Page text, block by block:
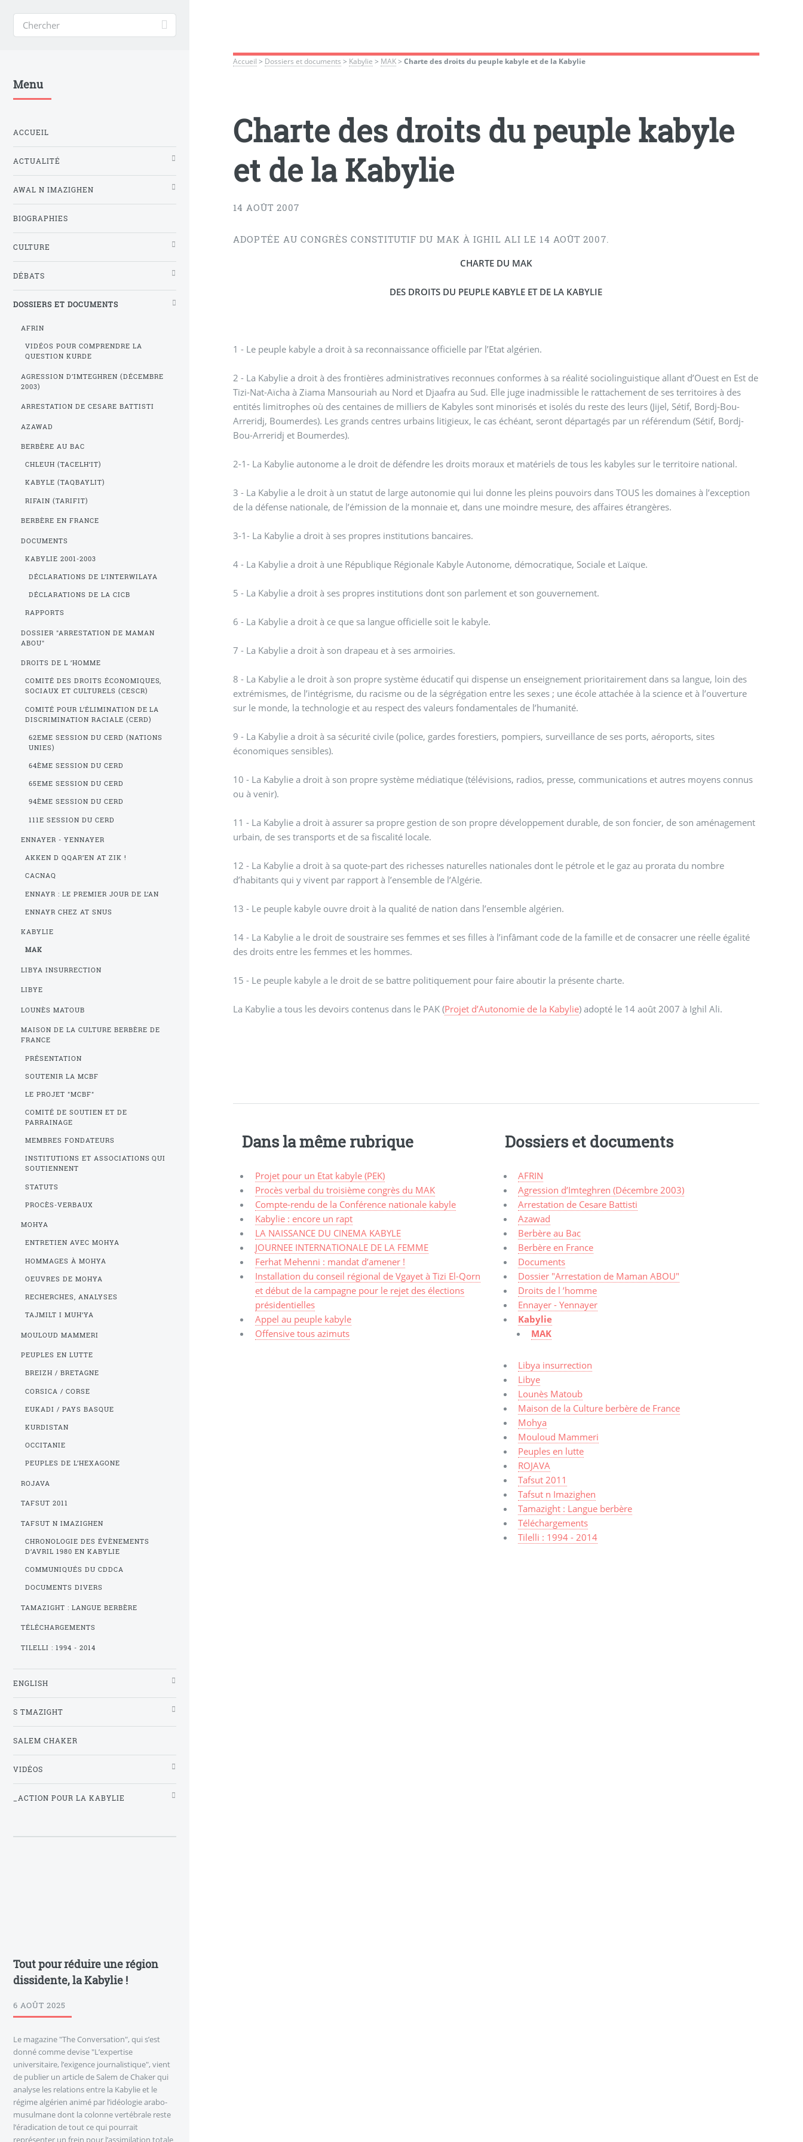
Accueil > Dossiers et documents > Kabylie > MAK>Charte des droits du peuple kabyle et de la Kabylie
Charte des droits du peuple kabyle
et de la Kabylie
14 AOÛT 2007
ADOPTÉE AU CONGRÈS CONSTITUTIF DU MAK À IGHIL ALI LE 14 AOÛT 2007.
CHARTE DU MAK
DES DROITS DU PEUPLE KABYLE ET DE LA KABYLIE
1 - Le peuple kabyle a droit à sa reconnaissance officielle par l’Etat algérien.
2 - La Kabylie a droit à des frontières administratives reconnues conformes à sa réalité sociolinguistique allant d’Ouest en Est de
Tizi-Nat-Aïcha à Ziama Mansouriah au Nord et Djaafra au Sud. Elle juge inadmissible le rattachement de ses territoires à des
entités limitrophes où des centaines de milliers de Kabyles sont minorisés et isolés du reste des leurs (Jijel, Sétif, Bordj-Bou-
Arreridj, Boumerdes). Les grands centres urbains litigieux, le cas échéant, seront départagés par un référendum (Sétif, Bordj-
Bou-Arreridj et Boumerdes).
2-1- La Kabylie autonome a le droit de défendre les droits moraux et matériels de tous les kabyles sur le territoire national.
3 - La Kabylie a le droit à un statut de large autonomie qui lui donne les pleins pouvoirs dans TOUS les domaines à l’exception
de la défense nationale, de l’émission de la monnaie et, dans une moindre mesure, des affaires étrangères.
3-1- La Kabylie a droit à ses propres institutions bancaires.
4 - La Kabylie a droit à une République Régionale Kabyle Autonome, démocratique, Sociale et Laïque.
5 - La Kabylie a droit à ses propres institutions dont son parlement et son gouvernement.
6 - La Kabylie a droit à ce que sa langue officielle soit le kabyle.
7 - La Kabylie a droit à son drapeau et à ses armoiries.
8 - La Kabylie a le droit à son propre système éducatif qui dispense un enseignement prioritairement dans sa langue, loin des
extrémismes, de l’intégrisme, du racisme ou de la ségrégation entre les sexes ; une école attachée à la science et à l’ouverture
sur le monde, la technologie et au respect des valeurs fondamentales de l’humanité.
9 - La Kabylie a droit à sa sécurité civile (police, gardes forestiers, pompiers, surveillance de ses ports, aéroports, sites
économiques sensibles).
10 - La Kabylie a droit à son propre système médiatique (télévisions, radios, presse, communications et autres moyens connus
ou à venir).
11 - La Kabylie a droit à assurer sa propre gestion de son propre développement durable, de son foncier, de son aménagement
urbain, de ses transports et de sa fiscalité locale.
12 - La Kabylie a droit à sa quote-part des richesses naturelles nationales dont le pétrole et le gaz au prorata du nombre
d’habitants qui y vivent par rapport à l’ensemble de l’Algérie.
13 - Le peuple kabyle ouvre droit à la qualité de nation dans l’ensemble algérien.
14 - La Kabylie a le droit de soustraire ses femmes et ses filles à l’infâmant code de la famille et de consacrer une réelle égalité
des droits entre les femmes et les hommes.
15 - Le peuple kabyle a le droit de se battre politiquement pour faire aboutir la présente charte.
La Kabylie a tous les devoirs contenus dans le PAK (Projet d’Autonomie de la Kabylie) adopté le 14 août 2007 à Ighil Ali.
Dans la même rubrique
Projet pour un Etat kabyle (PEK)
Procès verbal du troisième congrès du MAK
Compte-rendu de la Conférence nationale kabyle
Kabylie : encore un rapt
LA NAISSANCE DU CINEMA KABYLE
JOURNEE INTERNATIONALE DE LA FEMME
Ferhat Mehenni : mandat d’amener !
Installation du conseil régional de Vgayet à Tizi El-Qorn
et début de la campagne pour le rejet des élections
présidentielles
Appel au peuple kabyle
Offensive tous azimuts
Dossiers et documents
AFRIN
Agression d’Imteghren (Décembre 2003)
Arrestation de Cesare Battisti
Azawad
Berbère au Bac
Berbère en France
Documents
Dossier "Arrestation de Maman ABOU"
Droits de l ’homme
Ennayer - Yennayer
Kabylie
MAK
Libya insurrection
Libye
Lounès Matoub
Maison de la Culture berbère de France
Mohya
Mouloud Mammeri
Peuples en lutte
ROJAVA
Tafsut 2011
Tafsut n Imazighen
Tamazight : Langue berbère
Téléchargements
Tilelli : 1994 - 2014
Menu
ACCUEIL
ACTUALITÉ
AWAL N IMAZIGHEN
BIOGRAPHIES
CULTURE
DÉBATS
DOSSIERS ET DOCUMENTS
AFRIN
VIDÉOS POUR COMPRENDRE LA
QUESTION KURDE
AGRESSION D’IMTEGHREN (DÉCEMBRE
2003)
ARRESTATION DE CESARE BATTISTI
AZAWAD
BERBÈRE AU BAC
CHLEUH (TACELH’IT)
KABYLE (TAQBAYLIT)
RIFAIN (TARIFIT)
BERBÈRE EN FRANCE
DOCUMENTS
KABYLIE 2001-2003
DÉCLARATIONS DE L’INTERWILAYA
DÉCLARATIONS DE LA CICB
RAPPORTS
DOSSIER "ARRESTATION DE MAMAN
ABOU"
DROITS DE L ’HOMME
COMITÉ DES DROITS ÉCONOMIQUES,
SOCIAUX ET CULTURELS (CESCR)
COMITÉ POUR L’ÉLIMINATION DE LA
DISCRIMINATION RACIALE (CERD)
62EME SESSION DU CERD (NATIONS
UNIES)
64ÈME SESSION DU CERD
65EME SESSION DU CERD
94ÈME SESSION DU CERD
111E SESSION DU CERD
ENNAYER - YENNAYER
AKKEN D QQAR’EN AT ZIK !
CACNAQ
ENNAYR : LE PREMIER JOUR DE L’AN
ENNAYR CHEZ AT SNUS
KABYLIE
MAK
LIBYA INSURRECTION
LIBYE
LOUNÈS MATOUB
MAISON DE LA CULTURE BERBÈRE DE
FRANCE
PRÉSENTATION
SOUTENIR LA MCBF
LE PROJET "MCBF"
COMITÉ DE SOUTIEN ET DE
PARRAINAGE
MEMBRES FONDATEURS
INSTITUTIONS ET ASSOCIATIONS QUI
SOUTIENNENT
STATUTS
PROCÈS-VERBAUX
MOHYA
ENTRETIEN AVEC MOHYA
HOMMAGES À MOHYA
OEUVRES DE MOHYA
RECHERCHES, ANALYSES
TAJMILT I MUH’YA
MOULOUD MAMMERI
PEUPLES EN LUTTE
BREIZH / BRETAGNE
CORSICA / CORSE
EUKADI / PAYS BASQUE
KURDISTAN
OCCITANIE
PEUPLES DE L’HEXAGONE
ROJAVA
TAFSUT 2011
TAFSUT N IMAZIGHEN
CHRONOLOGIE DES ÉVÈNEMENTS
D’AVRIL 1980 EN KABYLIE
COMMUNIQUÉS DU CDDCA
DOCUMENTS DIVERS
TAMAZIGHT : LANGUE BERBÈRE
TÉLÉCHARGEMENTS
TILELLI : 1994 - 2014
ENGLISH
S TMAZIGHT
SALEM CHAKER
VIDÉOS
_ACTION POUR LA KABYLIE
Tout pour réduire une région
dissidente, la Kabylie !
6 AOÛT 2025
Le magazine "The Conversation", qui s’est
donné comme devise "L’expertise
universitaire, l’exigence journalistique", vient
de publier un article de Salem de Chaker qui
analyse les relations entre la Kabylie et le
régime algérien animé par l’idéologie arabo-
musulmane dont la colonne vertébrale reste
l’éradication de tout ce qui pourrait
représenter un frein pour l’assimilation totale